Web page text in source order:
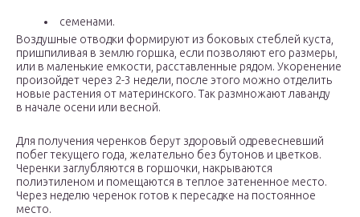
семенами.
Воздушные отводки формируют из боковых стеблей куста,
пришпиливая в землю горшка, если позволяют его размеры,
или в маленькие емкости, расставленные рядом. Укоренение
произойдет через 2-3 недели, после этого можно отделить
новые растения от материнского. Так размножают лаванду
в начале осени или весной.
Для получения черенков берут здоровый одревесневший
побег текущего года, желательно без бутонов и цветков.
Черенки заглубляются в горшочки, накрываются
полиэтиленом и помещаются в теплое затененное место.
Через неделю черенок готов к пересадке на постоянное
место.